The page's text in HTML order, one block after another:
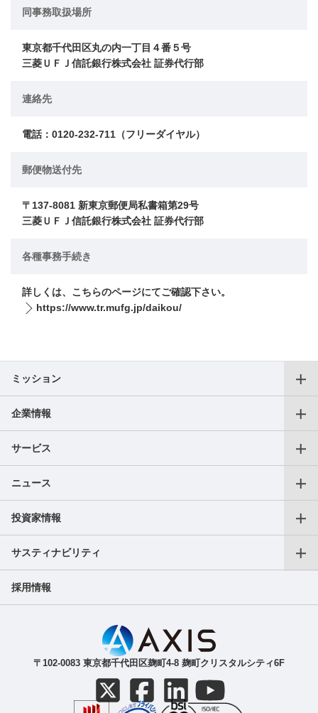
同事務取扱場所
東京都千代田区丸の内一丁目４番５号
三菱ＵＦＪ信託銀行株式会社 証券代行部
連絡先
電話：0120-232-711（フリーダイヤル）
郵便物送付先
〒137-8081 新東京郵便局私書箱第29号
三菱ＵＦＪ信託銀行株式会社 証券代行部
各種事務手続き
詳しくは、こちらのページにてご確認下さい。
https://www.tr.mufg.jp/daikou/
ミッション
代表メッセージ
企業情報
役員一覧
沿革
アクセス
サービス
仕事をお探しの個人の方
転職支援サービス
フリーランス向けサービス
副業サービス
ご人材をお探しの法人の方
導入事例
ニュース
プレスリリース
AXIS Insights
投資家情報
会長CEOご挨拶
成長戦略
IR最新ニュース（適時開示等）
IR関連資料（決算短信等）
株主・株式関連
サスティナビリティ
SDGｓへの取り組み
採用情報
〒102-0083 東京都千代田区麹町4-8 麹町クリスタルシティ6F